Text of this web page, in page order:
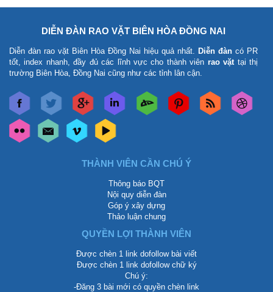
DIỄN ĐÀN RAO VẶT BIÊN HÒA ĐỒNG NAI
Diễn đàn rao vặt Biên Hòa Đồng Nai hiệu quả nhất. Diễn đàn có PR
tốt, index nhanh, đầy đủ các lĩnh vực cho thành viên rao vặttại thị
trường Biên Hòa, Đồng Nai cũng như các tỉnh lân cận.
THÀNH VIÊN CẦN CHÚ Ý
Thông báo BQT
Nội quy diễn đàn
Góp ý xây dựng
Thảo luận chung
QUYỀN LỢI THÀNH VIÊN
Được chèn 1 link dofollow bài viết
Được chèn 1 link dofollow chữ ký
Chú ý:
-Đăng 3 bài mới có quyền chèn link